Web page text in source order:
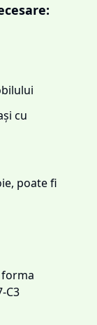
cu
poate fi
C3